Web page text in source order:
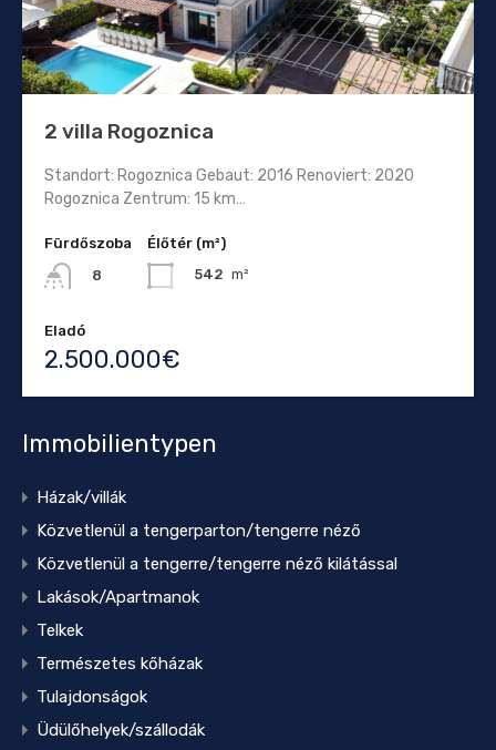
2 villa Rogoznica
Standort: Rogoznica Gebaut: 2016 Renoviert: 2020
Rogoznica Zentrum: 15 km…
Fürdőszoba
8
Élőtér (m²)
542 m²
Eladó
2.500.000€
Immobilientypen
Házak/villák
Közvetlenül a tengerparton/tengerre néző
Közvetlenül a tengerre/tengerre néző kilátással
Lakások/Apartmanok
Telkek
Természetes kőházak
Tulajdonságok
Üdülőhelyek/szállodák